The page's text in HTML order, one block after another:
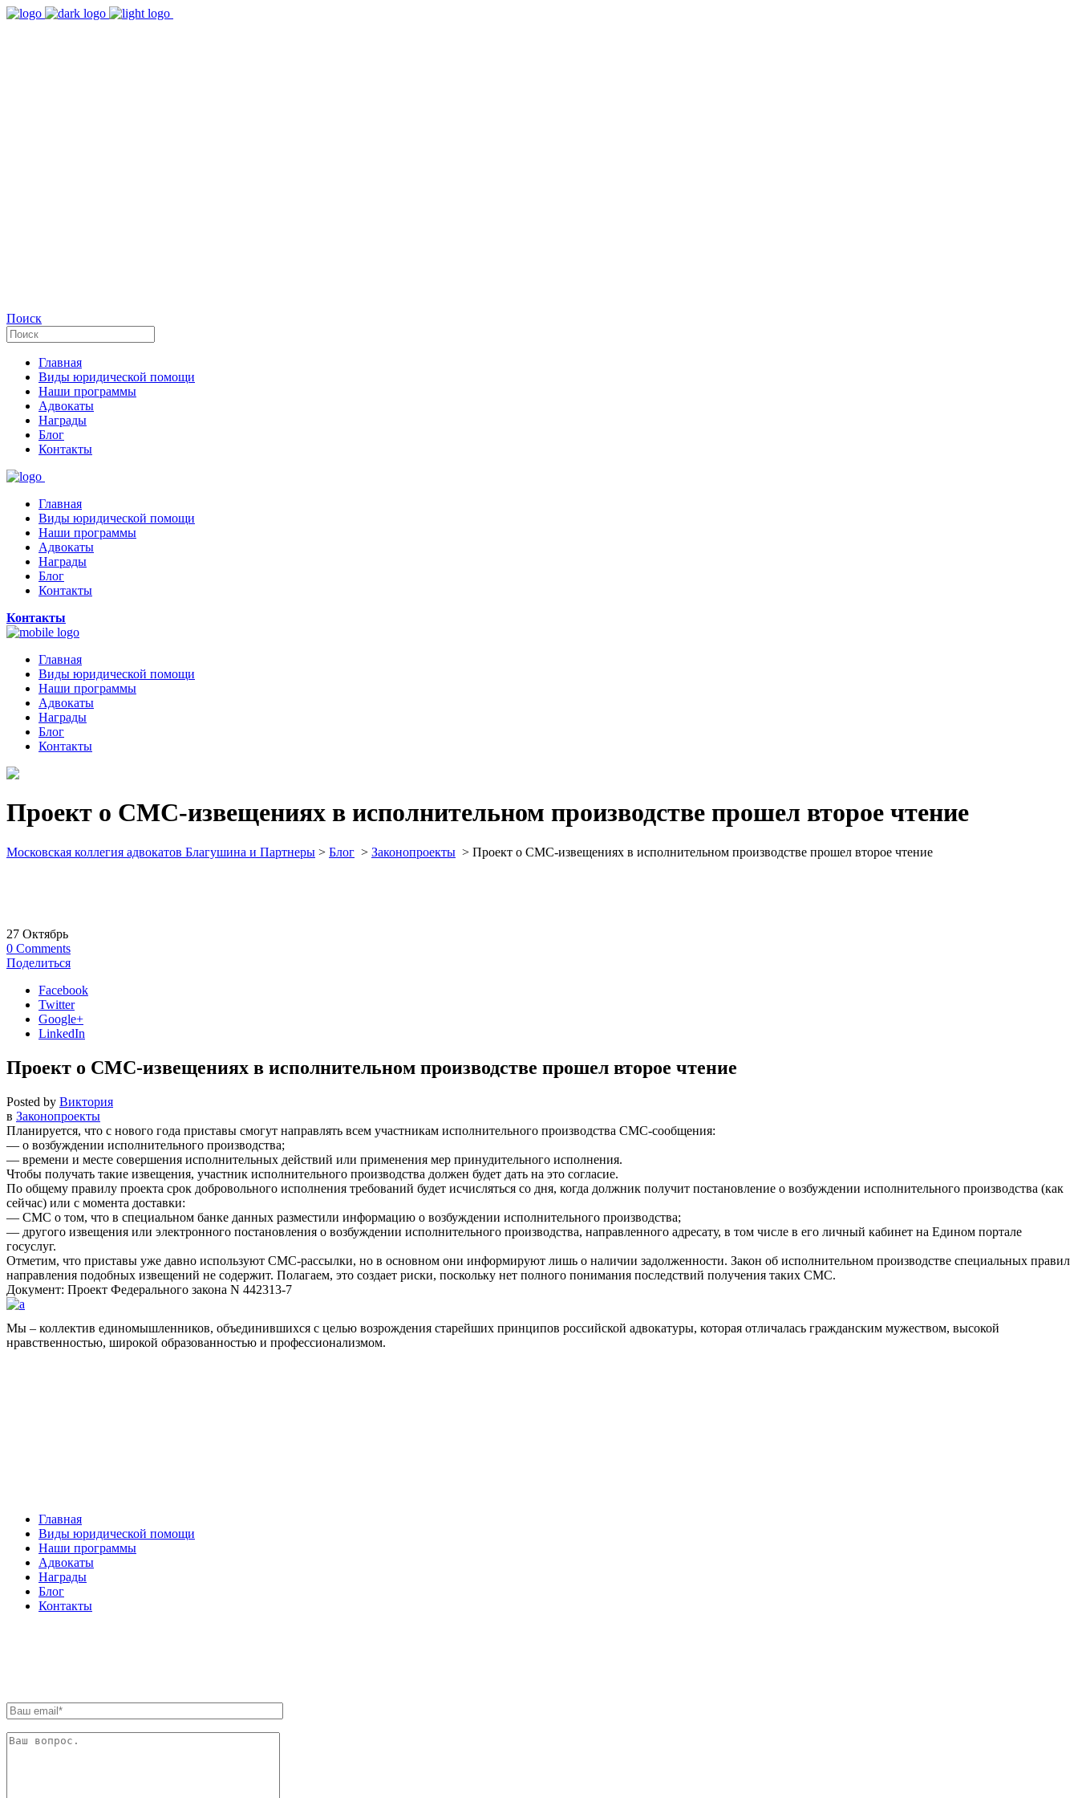
Поиск
Главная
Виды юридической помощи
Наши программы
Адвокаты
Награды
Блог
Контакты
Главная
Виды юридической помощи
Наши программы
Адвокаты
Награды
Блог
Контакты
Контакты
Главная
Виды юридической помощи
Наши программы
Адвокаты
Награды
Блог
Контакты
Проект о СМС-извещениях в исполнительном производстве прошел второе чтение
Московская коллегия адвокатов Благушина и Партнеры > Блог > Законопроекты > Проект о СМС-извещениях в исполнительном производстве прошел второе чтение
27 Октябрь
0 Comments
Поделиться
Facebook
Twitter
Google+
LinkedIn
Проект о СМС-извещениях в исполнительном производстве прошел второе чтение
Posted by Виктория
в Законопроекты
Планируется, что с нового года приставы смогут направлять всем участникам исполнительного производства СМС-сообщения:
— о возбуждении исполнительного производства;
— времени и месте совершения исполнительных действий или применения мер принудительного исполнения.
Чтобы получать такие извещения, участник исполнительного производства должен будет дать на это согласие.
По общему правилу проекта срок добровольного исполнения требований будет исчисляться со дня, когда должник получит постановление о возбуждении исполнительного производства (как
сейчас) или с момента доставки:
— СМС о том, что в специальном банке данных разместили информацию о возбуждении исполнительного производства;
— другого извещения или электронного постановления о возбуждении исполнительного производства, направленного адресату, в том числе в его личный кабинет на Едином портале
госуслуг.
Отметим, что приставы уже давно используют СМС-рассылки, но в основном они информируют лишь о наличии задолженности. Закон об исполнительном производстве специальных правил
направления подобных извещений не содержит. Полагаем, это создает риски, поскольку нет полного понимания последствий получения таких СМС.
Документ: Проект Федерального закона N 442313-7
Мы – коллектив единомышленников, объединившихся с целью возрождения старейших принципов российской адвокатуры, которая отличалась гражданским мужеством, высокой
нравственностью, широкой образованностью и профессионализмом.
Главная
Виды юридической помощи
Наши программы
Адвокаты
Награды
Блог
Контакты